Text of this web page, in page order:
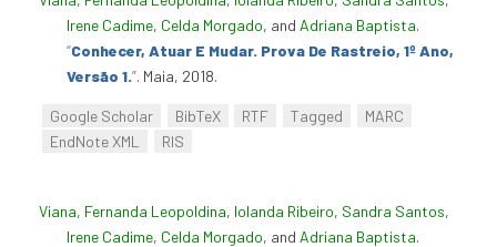
Irene Cadime, Celda Morgado, and Adriana Baptista.
“Conhecer, Atuar E Mudar. Prova De Rastreio, 1º Ano,
Versão 1.”. Maia, 2018.
Google Scholar BibTeX RTF Tagged
MARC
EndNote XML
RIS
Viana, Fernanda Leopoldina, Iolanda Ribeiro, Sandra Santos,
Irene Cadime, Celda Morgado, and Adriana Baptista.